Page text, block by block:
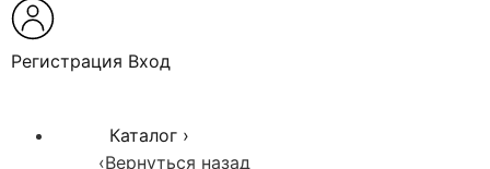
Регистрация Вход
Каталог ›
‹Вернуться назад